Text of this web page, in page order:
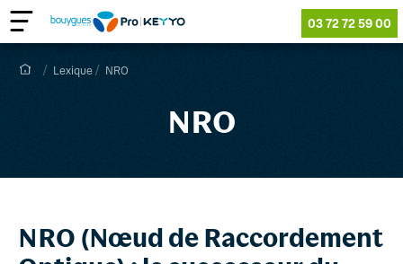
03 72 72 59 00
Lexique NRO
NRO
NRO (Nœud de Raccordement